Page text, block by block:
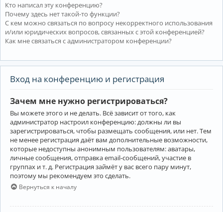
Кто написал эту конференцию?
Почему здесь нет такой-то функции?
С кем можно связаться по вопросу некорректного использования
и/или юридических вопросов, связанных с этой конференцией?
Как мне связаться с администратором конференции?
Вход на конференцию и регистрация
Зачем мне нужно регистрироваться?
Вы можете этого и не делать. Всё зависит от того, как
администратор настроил конференцию: должны ли вы
зарегистрироваться, чтобы размещать сообщения, или нет. Тем
не менее регистрация даёт вам дополнительные возможности,
которые недоступны анонимным пользователям: аватары,
личные сообщения, отправка email-сообщений, участие в
группах и т. д. Регистрация займёт у вас всего пару минут,
поэтому мы рекомендуем это сделать.
Вернуться к началу